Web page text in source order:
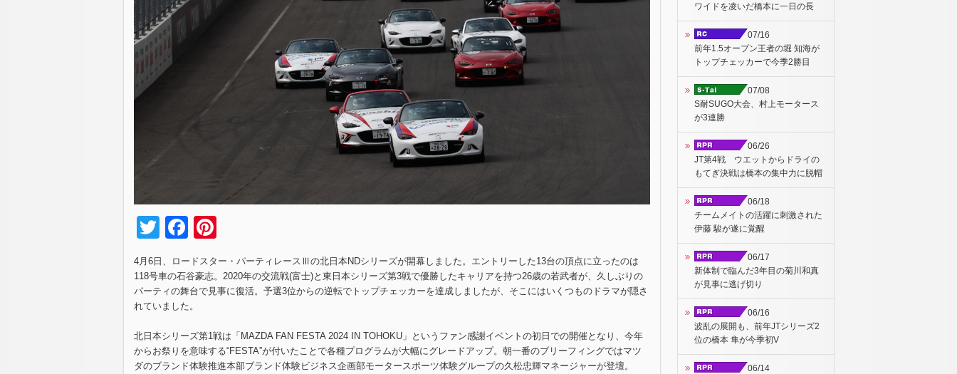
TwitterFacebook
4月6日、ロードスター・パーティレースⅢの北日本NDシリーズが開幕しました。エントリーした13台の頂点に立ったのは
118号車の石谷豪志。2020年の交流戦(富士)と東日本シリーズ第3戦で優勝したキャリアを持つ26歳の若武者が、久しぶりの
パーティの舞台で見事に復活。予選3位からの逆転でトップチェッカーを達成しましたが、そこにはいくつものドラマが隠さ
れていました。
北日本シリーズ第1戦は「MAZDA FAN FESTA 2024 IN TOHOKU」というファン感謝イベントの初日での開催となり、今年
からお祭りを意味する“FESTA”が付いたことで各種プログラムが大幅にグレードアップ。朝一番のブリーフィングではマツ
ダのブランド体験推進本部ブランド体験ビジネス企画部モータースポーツ体験グループの久松忠輝マネージャーが登壇。
ワイドを凌いだ橋本に一日の長
07/16
前年1.5オープン王者の堀 知海が
トップチェッカーで今季2勝目
07/08
S耐SUGO大会、村上モータース
が3連勝
06/26
JT第4戦 ウエットからドライの
もてぎ決戦は橋本の集中力に脱帽
06/18
チームメイトの活躍に刺激された
伊藤 駿が遂に覚醒
06/17
新体制で臨んだ3年目の菊川和真
が見事に逃げ切り
06/16
波乱の展開も、前年JTシリーズ2
位の橋本 隼が今季初V
06/14